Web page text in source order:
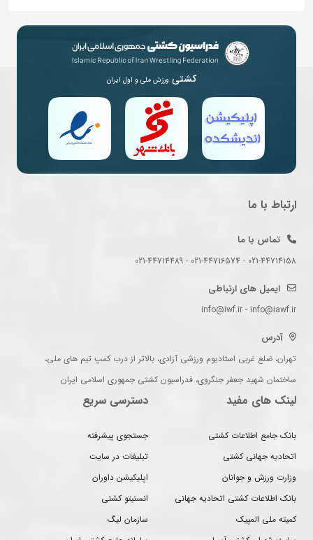
کشتی ورزش ملی و اول ایران
ارتباط با ما
تماس با ما
021-44714158 - 021-44716574 - 021-44714489
ایمیل های ارتباطی
info@iwf.ir - info@iawf.ir
آدرس
تهران، ضلع غربی استادیوم ورزشی آزادی، بالاتر از درب کمپ تیم های ملی،
ساختمان شهید جعفر جنگروی، فدراسیون کشتی جمهوری اسلامی ایران
لینک های مفید
بانک جامع اطلاعات کشتی
اتحادیه جهانی کشتی
وزارت ورزش و جوانان
بانک اطلاعات کشتی اتحادیه جهانی
کمیته ملی المپیک
دسترسی سریع
جستجوی پیشرفته
تبلیغات در سایت
اپلیکیشن داوران
انستیتو کشتی
سازمان لیگ